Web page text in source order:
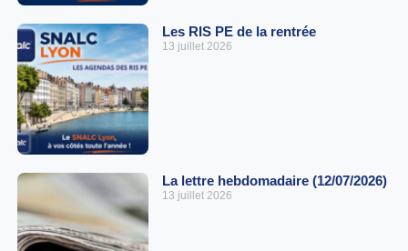
Les RIS PE de la rentrée
13 juillet 2026
La lettre hebdomadaire (12/07/2026)
13 juillet 2026